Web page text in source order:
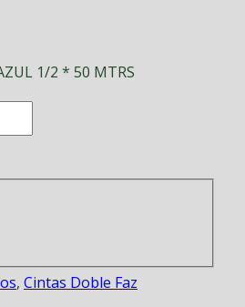
1/2 * 50 MTRS
, Cintas Doble Faz